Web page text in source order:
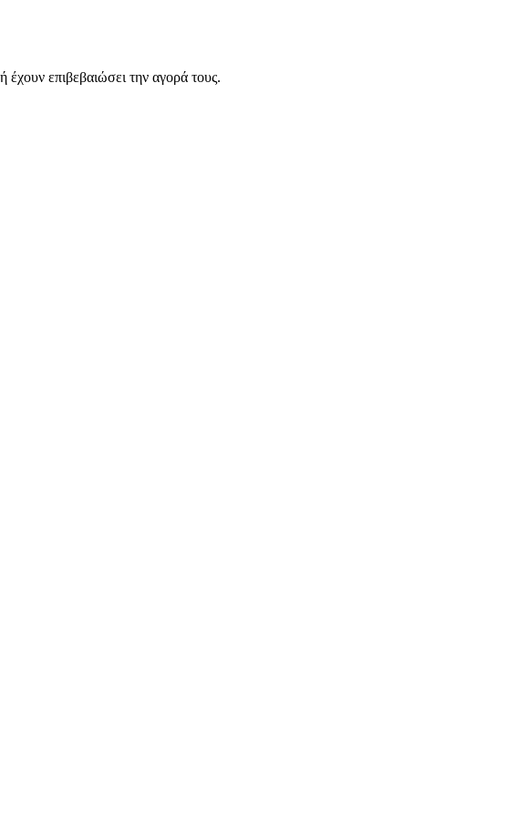
επιβεβαιώσει την αγορά τους.